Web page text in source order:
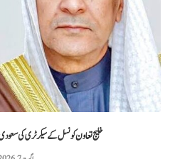
خلیج تعاون کونسل کے سیکرٹری کی